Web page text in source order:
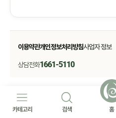
이용약관개인정보처리방침사업자 정보
상담전화1661-5110
카테고리 검색 홈